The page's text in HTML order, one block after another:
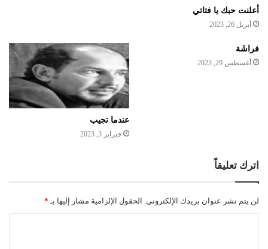
أعلنت حبك يا فتاتي
أبريل 26, 2023
فراشَة
أغسطس 29, 2023
عندما تجيب
فبراير 3, 2023
اترك تعليقاً
لن يتم نشر عنوان بريدك الإلكتروني. الحقول الإلزامية مشار إليها بـ *